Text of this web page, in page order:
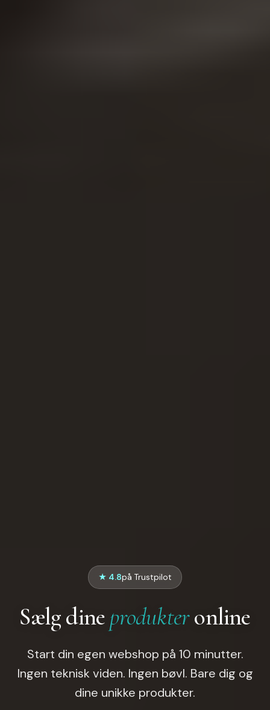
★ 4.8på Trustpilot
Sælg dineprodukteronline
Start din egen webshop på 10 minutter.
Ingen teknisk viden. Ingen bøvl. Bare dig og
dine unikke produkter.